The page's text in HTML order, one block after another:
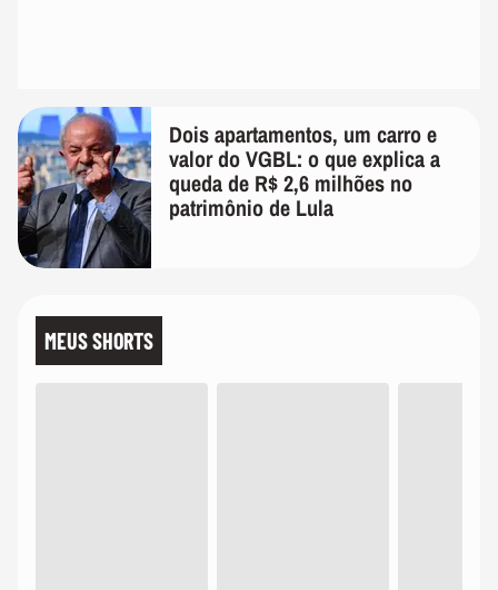
Dois apartamentos, um carro e
valor do VGBL: o que explica a
queda de R$ 2,6 milhões no
patrimônio de Lula
MEUS SHORTS